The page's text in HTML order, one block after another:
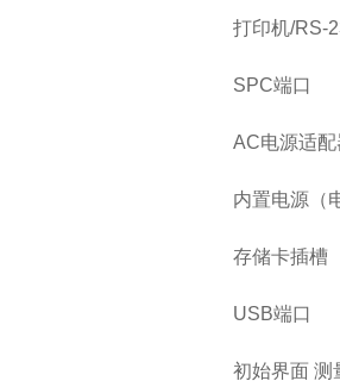
打印机/RS-
SPC端口
AC电源适
内置电源（
存储卡插槽
USB端口
初始界面 测